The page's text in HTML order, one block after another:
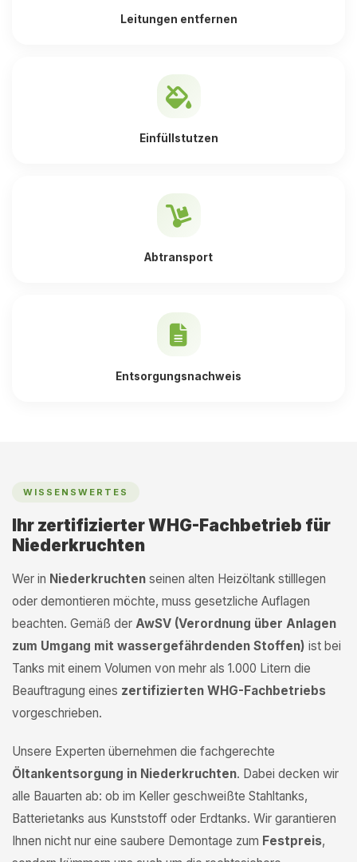
Leitungen entfernen
Einfüllstutzen
Abtransport
Entsorgungsnachweis
WISSENSWERTES
Ihr zertifizierter WHG-Fachbetrieb für
Niederkruchten
Wer in Niederkruchten seinen alten Heizöltank stilllegen
oder demontieren möchte, muss gesetzliche Auflagen
beachten. Gemäß der AwSV (Verordnung über Anlagen
zum Umgang mit wassergefährdenden Stoffen) ist bei
Tanks mit einem Volumen von mehr als 1.000 Litern die
Beauftragung eines zertifizierten WHG-Fachbetriebs
vorgeschrieben.
Unsere Experten übernehmen die fachgerechte
Öltankentsorgung in Niederkruchten. Dabei decken wir
alle Bauarten ab: ob im Keller geschweißte Stahltanks,
Batterietanks aus Kunststoff oder Erdtanks. Wir garantieren
Ihnen nicht nur eine saubere Demontage zum Festpreis,